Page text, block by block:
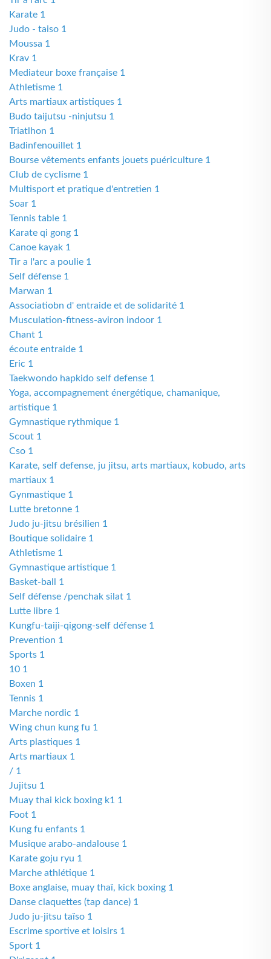
Karate 1
Judo - taiso 1
Moussa 1
Krav 1
Mediateur boxe française 1
Athletisme 1
Arts martiaux artistiques 1
Budo taijutsu -ninjutsu 1
Triatlhon 1
Badinfenouillet 1
Bourse vêtements enfants jouets puériculture 1
Club de cyclisme 1
Multisport et pratique d'entretien 1
Soar 1
Tennis table 1
Karate qi gong 1
Canoe kayak 1
Tir a l'arc a poulie 1
Self défense 1
Marwan 1
Associatiobn d' entraide et de solidarité 1
Musculation-fitness-aviron indoor 1
Chant 1
écoute entraide 1
Eric 1
Taekwondo hapkido self defense 1
Yoga, accompagnement énergétique, chamanique,
artistique 1
Gymnastique rythmique 1
Scout 1
Cso 1
Karate, self defense, ju jitsu, arts martiaux, kobudo, arts
martiaux 1
Gynmastique 1
Lutte bretonne 1
Judo ju-jitsu brésilien 1
Boutique solidaire 1
Athletisme 1
Gymnastique artistique 1
Basket-ball 1
Self défense /penchak silat 1
Lutte libre 1
Kungfu-taiji-qigong-self défense 1
Prevention 1
Sports 1
10 1
Boxen 1
Tennis 1
Marche nordic 1
Wing chun kung fu 1
Arts plastiques 1
Arts martiaux 1
/ 1
Jujitsu 1
Muay thai kick boxing k1 1
Foot 1
Kung fu enfants 1
Musique arabo-andalouse 1
Karate goju ryu 1
Marche athlétique 1
Boxe anglaise, muay thaï, kick boxing 1
Danse claquettes (tap dance) 1
Judo ju-jitsu taïso 1
Escrime sportive et loisirs 1
Sport 1